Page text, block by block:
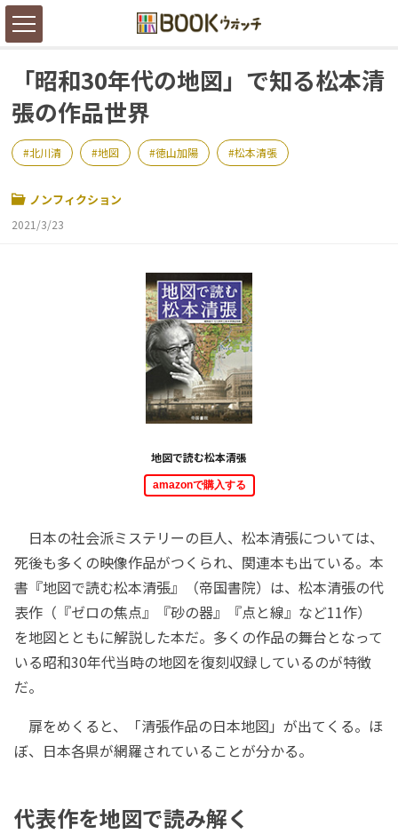
「昭和30年代の地図」で知る松本清
張の作品世界
北川清 地図 徳山加陽 松本清張
ノンフィクション
2021/3/23
地図で読む松本清張
amazonで購入する
日本の社会派ミステリーの巨人、松本清張については、
死後も多くの映像作品がつくられ、関連本も出ている。本
書『地図で読む松本清張』（帝国書院）は、松本清張の代
表作（『ゼロの焦点』『砂の器』『点と線』など11作）
を地図とともに解説した本だ。多くの作品の舞台となって
いる昭和30年代当時の地図を復刻収録しているのが特徴
だ。
扉をめくると、「清張作品の日本地図」が出てくる。ほ
ぼ、日本各県が網羅されていることが分かる。
代表作を地図で読み解く